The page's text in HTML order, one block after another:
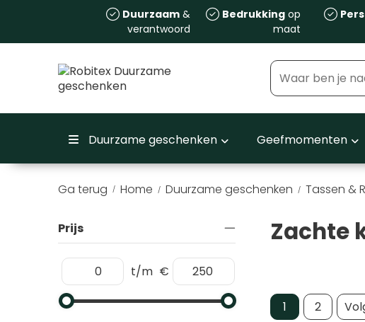
Duurzaam&
verantwoord
Bedrukkingop
maat
Duurzame geschenken Geefmomenten
Ga terug / Home Duurzame geschenken Tassen &
Prijs
t/m €
Zachte
1 2